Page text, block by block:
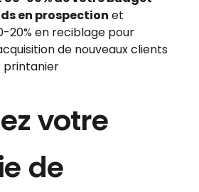
en prospection et
20% en reciblage pour
de nouveaux clients
printanier
votre
de